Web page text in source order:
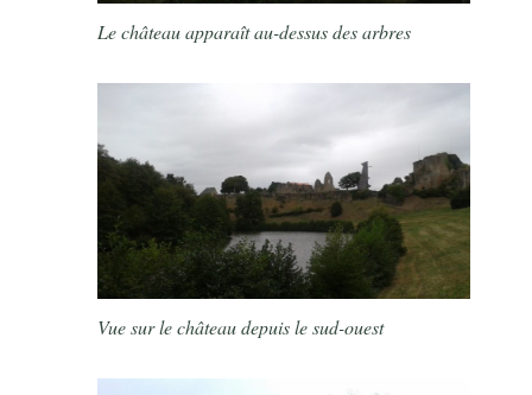
Le château apparaît au-dessus des arbres
Vue sur le château depuis le sud-ouest